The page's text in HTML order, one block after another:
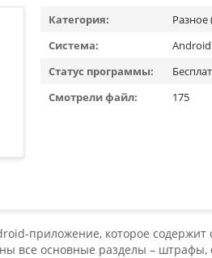
Категория:
Разное
Система:
Android
Статус программы:
Смотрели файл:
175
приложение, которое содержит
все основные разделы – штрафы,